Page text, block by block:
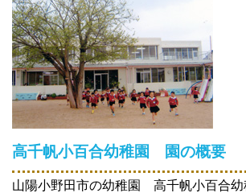
高千帆小百合幼稚園 園の概要
山陽小野田市の幼稚園 高千帆小百合幼